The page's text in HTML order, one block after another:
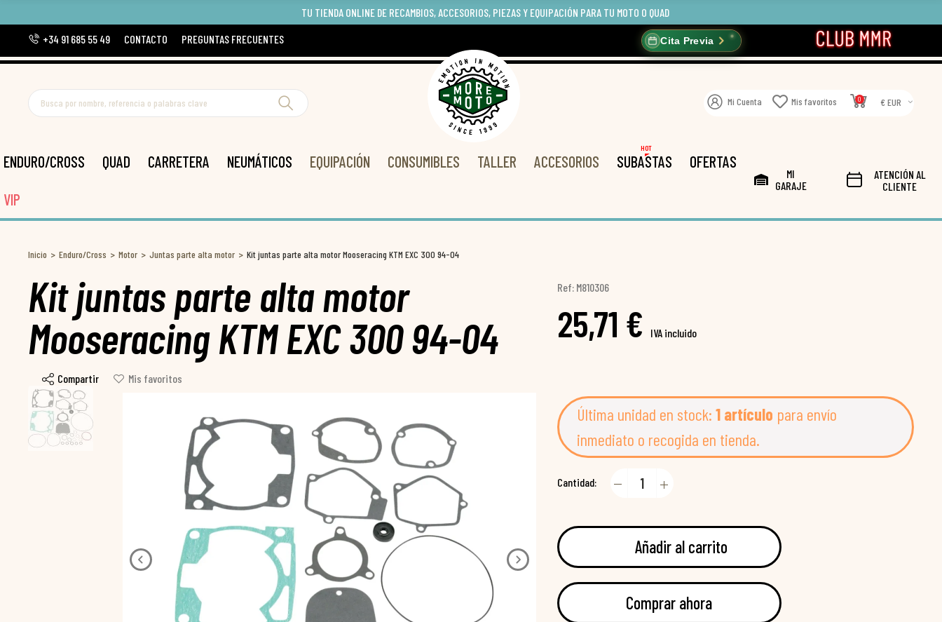
TU TIENDA ONLINE DE RECAMBIOS, ACCESORIOS, PIEZAS Y EQUIPACIÓN PARA TU MOTO O QUAD
+34 91 685 55 49
CONTACTO PREGUNTAS FRECUENTES Cita Previa
Mi Cuenta Mis favoritos 0 € EUR
ENDURO/CROSS QUAD CARRETERA NEUMÁTICOS EQUIPACIÓN CONSUMIBLES TALLER ACCESORIOS SUBASTAS
HOT
OFERTAS
VIP
MI
GARAJE
ATENCIÓN AL
CLIENTE
Inicio Enduro/Cross Motor Juntas parte alta motor Kit juntas parte alta motor Mooseracing KTM EXC 300 94-04
Kit juntas parte alta motor
Mooseracing KTM EXC 300 94-04
Compartir Mis favoritos
Ref: M810306
25,71 € IVA incluido
Última unidad en stock: 1 artículo para envío
inmediato o recogida en tienda.
Cantidad:
Añadir al carrito
Comprar ahora